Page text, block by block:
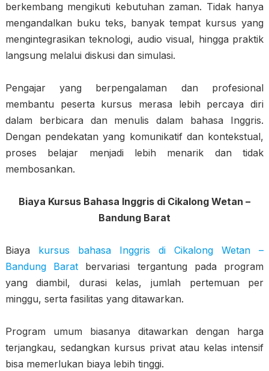
berkembang mengikuti kebutuhan zaman. Tidak hanya
mengandalkan buku teks, banyak tempat kursus yang
mengintegrasikan teknologi, audio visual, hingga praktik
langsung melalui diskusi dan simulasi.
Pengajar yang berpengalaman dan profesional
membantu peserta kursus merasa lebih percaya diri
dalam berbicara dan menulis dalam bahasa Inggris.
Dengan pendekatan yang komunikatif dan kontekstual,
proses belajar menjadi lebih menarik dan tidak
membosankan.
Biaya Kursus Bahasa Inggris di Cikalong Wetan –
Bandung Barat
Biaya kursus bahasa Inggris di Cikalong Wetan –
Bandung Barat bervariasi tergantung pada program
yang diambil, durasi kelas, jumlah pertemuan per
minggu, serta fasilitas yang ditawarkan.
Program umum biasanya ditawarkan dengan harga
terjangkau, sedangkan kursus privat atau kelas intensif
bisa memerlukan biaya lebih tinggi.